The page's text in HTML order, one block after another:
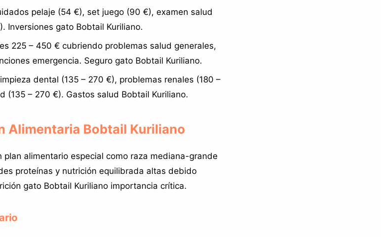
pelaje (54 €), set juego (90 €), examen salud
Inversiones gato Bobtail Kuriliano.
225 – 450 € cubriendo problemas salud generales,
emergencia. Seguro gato Bobtail Kuriliano.
dental (135 – 270 €), problemas renales (180 –
(135 – 270 €). Gastos salud Bobtail Kuriliano.
Alimentaria Bobtail Kuriliano
plan alimentario especial como raza mediana-grande
proteínas y nutrición equilibrada altas debido
gato Bobtail Kuriliano importancia crítica.